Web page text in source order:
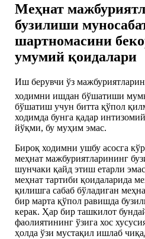
Меҳнат
бузилиши
шартномасини
умумий қоидалари
Иш берувчи ўз
ходимни ишдан бўшатиши
бўшатиш учун битта қўпол
ходимда бунга қадар
йўқми, бу муҳим эмас.
Бироқ ходимни ушбу асосга
меҳнат мажбуриятларининг
шунчаки қайд этиш етарли
меҳнат тартиби қоидаларида
қилишга сабаб бўладиган
бир марта қўпол равишда
керак. Ҳар бир ташкилот
фаолиятининг ўзига хос
ҳолда ўзи мустақил ишлаб